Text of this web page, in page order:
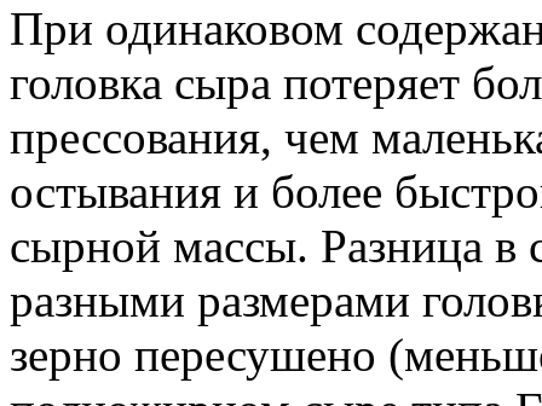
При одинаковом
головка сыра потеряет
прессования, чем
остывания и более
сырной массы. Разница в
разными размерами
зерно пересушено